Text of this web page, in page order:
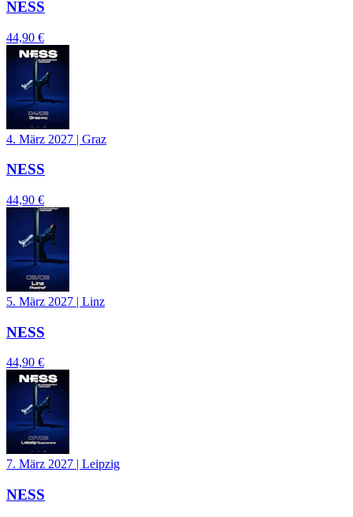
NESS
44,90 €
4. März 2027 | Graz
NESS
44,90 €
5. März 2027 | Linz
NESS
44,90 €
7. März 2027 Leipzig
NESS